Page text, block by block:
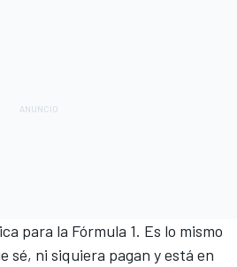
para la Fórmula 1. Es lo mismo
sé, ni siquiera pagan y está en